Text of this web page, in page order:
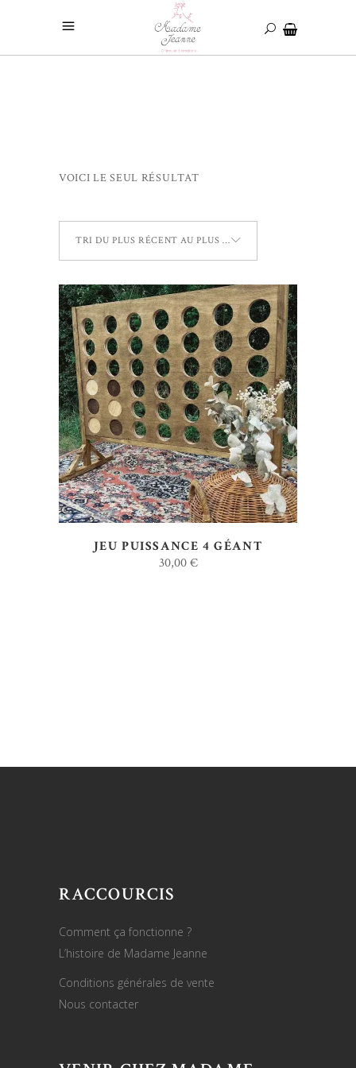
VOICI LE SEUL RÉSULTAT
TRI DU PLUS RÉCENT AU PLUS ANCIEN
AJOUTER AU DEVIS
JEU PUISSANCE 4 GÉANT
30,00€
RACCOURCIS
Comment ça fonctionne ?
L’histoire de Madame Jeanne
Conditions générales de vente
Nous contacter